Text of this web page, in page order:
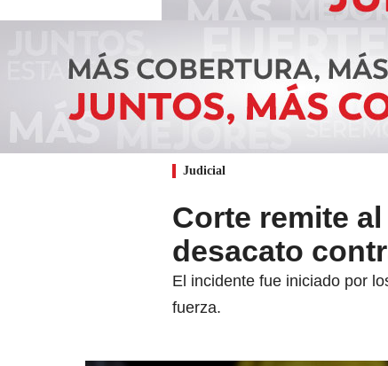
Judicial
Corte remite
desacato
El incidente fue iniciado por
fuerza.